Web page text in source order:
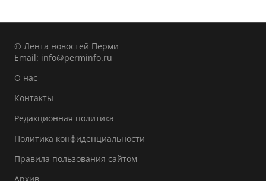
© Лента новостей Перми
Email: info@perminfo.ru
О нас
Контакты
Редакционная политика
Политика конфиденциальности
Правила пользования сайтом